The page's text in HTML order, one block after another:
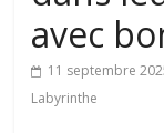
avec
11 septembre
Labyrinthe